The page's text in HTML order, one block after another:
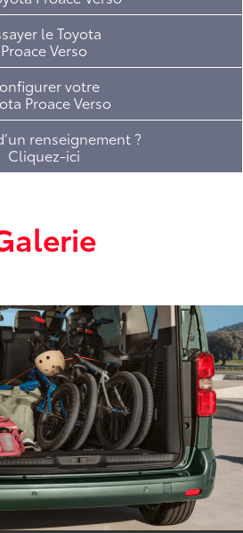
le Toyota
Proace Verso
votre
Proace Verso
renseignement ?
Cliquez-ici